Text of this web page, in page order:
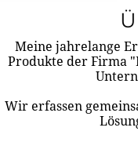
Meine jahrelange
Produkte der Firma
Wir erfassen